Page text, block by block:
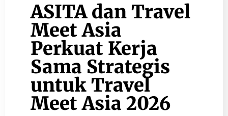
ASITA dan Travel
Meet Asia
Perkuat Kerja
Sama Strategis
untuk Travel
Meet Asia 2026